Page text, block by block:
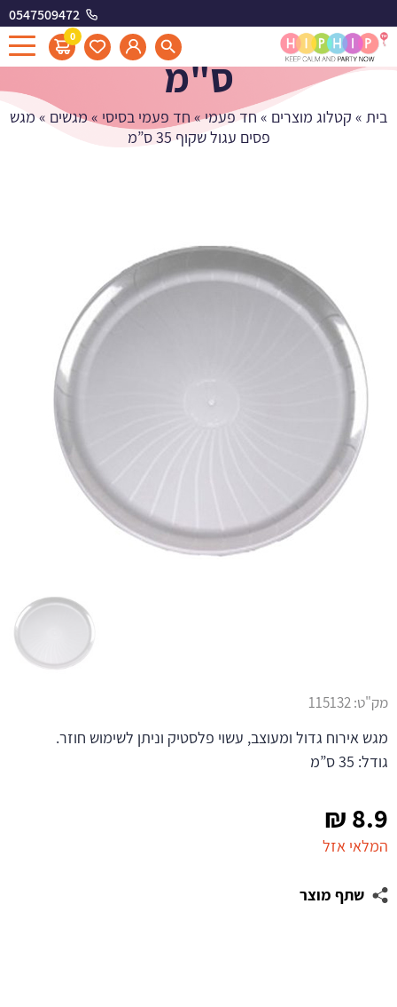
0547509472
0 מגש פסים עגול שקוף 35
ס"מ
בית » קטלוג מוצרים » חד פעמי»חד פעמי בסיסי »מגשים » מגש
פסים עגול שקוף 35 ס”מ
8.9
₪
המלאי אזל
שתף מוצר
מק"ט:115132
מגש אירוח גדול ומעוצב, עשוי פלסטיק וניתן לשימוש חוזר.
גודל: 35 ס”מ